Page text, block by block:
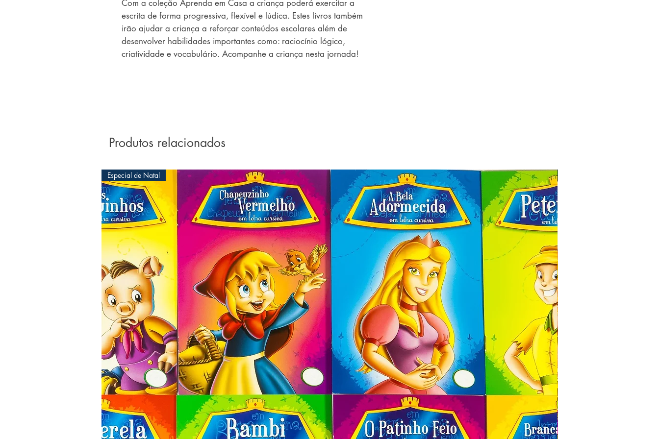
Com a coleção Aprenda em Casa a criança poderá exercitar a
escrita de forma progressiva, flexível e lúdica. Estes livros também
irão ajudar a criança a reforçar conteúdos escolares além de
desenvolver habilidades importantes como: raciocínio lógico,
criatividade e vocabulário. Acompanhe a criança nesta jornada!
Produtos relacionados
Especial de Natal